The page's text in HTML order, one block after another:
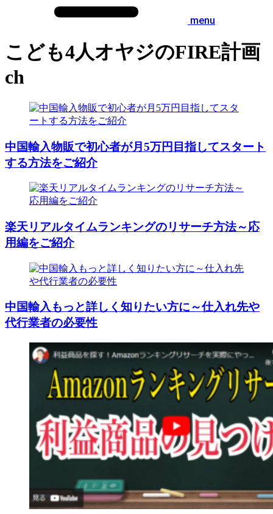
menu
こども4人オヤジのFIRE計画
ch
中国輸入物販で初心者が月5万円目指してスタート
する方法をご紹介
楽天リアルタイムランキングのリサーチ方法～応
用編をご紹介
中国輸入もっと詳しく知りたい方に～仕入れ先や
代行業者の必要性